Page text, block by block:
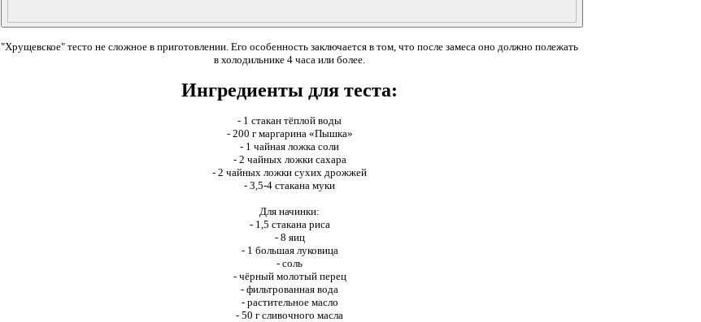
"Хрущевское" тесто не сложное в приготовлении. Его особенность заключается в том, что после замеса оно должно полежать
в холодильнике 4 часа или более.
Ингредиенты для теста:
- 1 стакан тёплой воды
- 200 г маргарина «Пышка»
- 1 чайная ложка соли
- 2 чайных ложки сахара
- 2 чайных ложки сухих дрожжей
- 3,5-4 стакана муки
Для начинки:
- 1,5 стакана риса
- 8 яиц
- 1 большая луковица
- соль
- чёрный молотый перец
- фильтрованная вода
- растительное масло
- 50 г сливочного масла